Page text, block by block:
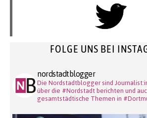
FOLGE UNS BEI
nordstadtblogger
Die Nordstadtblogger sind
über die #Nordstadt berichten und
gesamtstädtische Themen in